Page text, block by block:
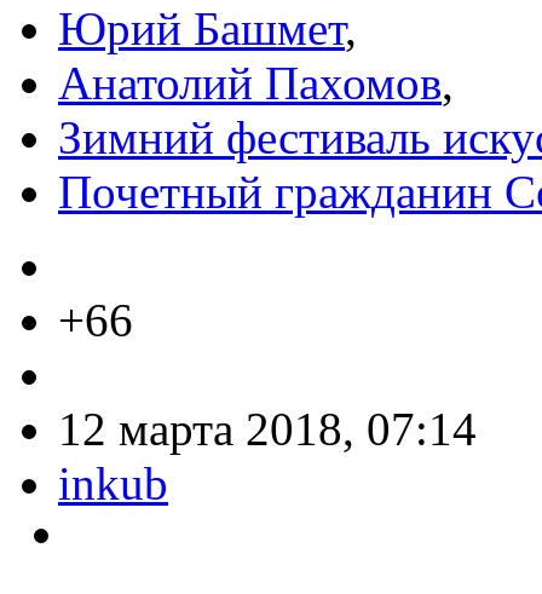
Юрий Башмет,
Анатолий Пахомов,
Зимний фестиваль
Почетный гражданин
+66
12 марта 2018, 07:14
inkub